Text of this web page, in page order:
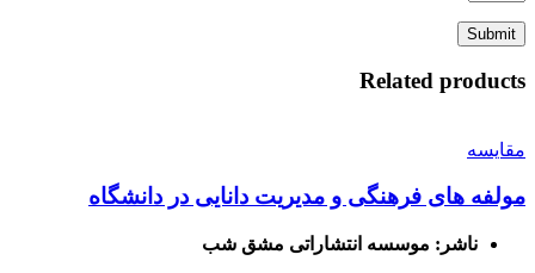
Related products
مقایسه
مولفه های فرهنگی و مدیریت دانایی در دانشگاه
ناشر: موسسه انتشاراتی مشق شب